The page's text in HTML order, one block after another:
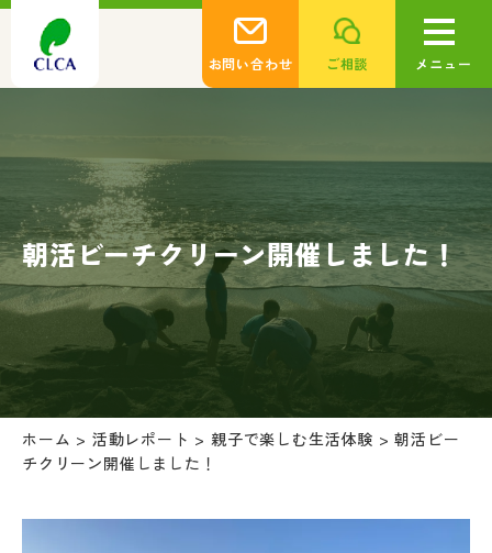
お問い合わせ ご相談 メニュー
朝活ビーチクリーン開催しました！
ホーム > 活動レポート >親子で楽しむ生活体験 >朝活ビー
チクリーン開催しました！